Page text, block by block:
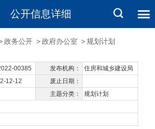
公开信息详细
政务公开 > 政府办公室 > 规划计划
00385 发布机构：
住房和城乡建设局
12-12
废止日期：
主题分类：
规划计划